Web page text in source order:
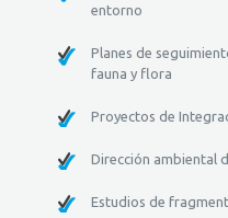
entorno
Planes de
fauna y flora
Proyectos de
Dirección ambiental
Estudios de